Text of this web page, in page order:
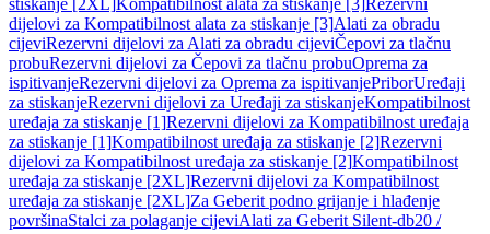
stiskanje [2XL]Kompatibilnost alata za stiskanje [3]Rezervni
dijelovi za Kompatibilnost alata za stiskanje [3]Alati za obradu
cijeviRezervni dijelovi za Alati za obradu cijeviČepovi za tlačnu
probuRezervni dijelovi za Čepovi za tlačnu probuOprema za
ispitivanjeRezervni dijelovi za Oprema za ispitivanjePriborUređaji
za stiskanjeRezervni dijelovi za Uređaji za stiskanjeKompatibilnost
uređaja za stiskanje [1]Rezervni dijelovi za Kompatibilnost uređaja
za stiskanje [1]Kompatibilnost uređaja za stiskanje [2]Rezervni
dijelovi za Kompatibilnost uređaja za stiskanje [2]Kompatibilnost
uređaja za stiskanje [2XL]Rezervni dijelovi za Kompatibilnost
uređaja za stiskanje [2XL]Za Geberit podno grijanje i hlađenje
površinaStalci za polaganje cijeviAlati za Geberit Silent-db20 /